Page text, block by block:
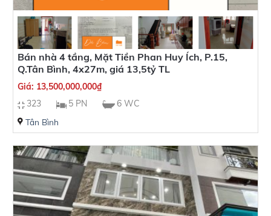
Bán nhà 4 tầng, Mặt Tiền Phan Huy Ích, P.15,
Q.Tân Bình, 4x27m, giá 13,5tỷ TL
Giá: 13,500,000,000₫
323
5 PN 6 WC
Tân Bình